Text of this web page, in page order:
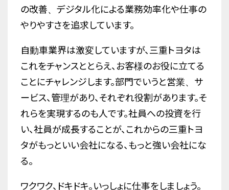
の改善、デジタル化による業務効率化や仕事の
やりやすさを追求しています。
自動車業界は激変していますが、三重トヨタは
これをチャンスととらえ、お客様のお役に立てる
ことにチャレンジします。部門でいうと営業、サ
ービス、管理があり、それぞれ役割があります。そ
れらを実現するのも人です。社員への投資を行
い、社員が成長することが、これからの三重トヨ
タがもっといい会社になる、もっと強い会社にな
る。
ワクワク、ドキドキ。いっしょに仕事をしましょう。